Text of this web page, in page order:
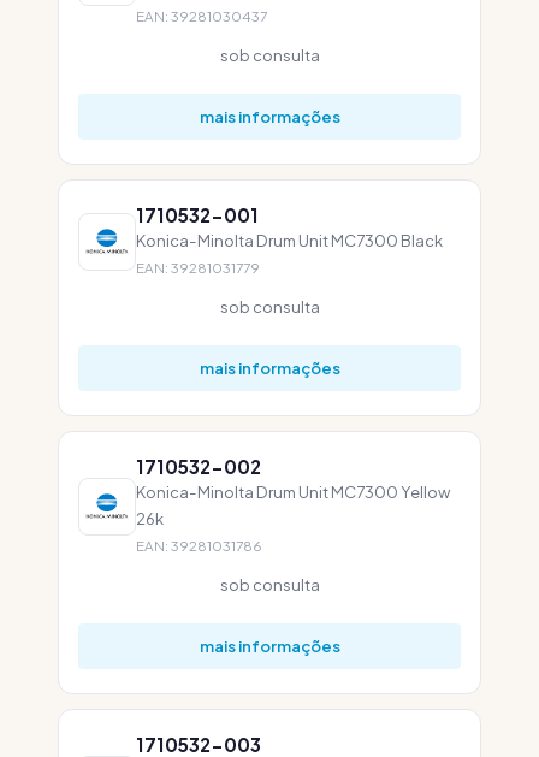
EAN: 39281030437
sob consulta
mais informações
1710532-001
Konica-Minolta Drum Unit MC7300 Black
EAN: 39281031779
sob consulta
mais informações
1710532-002
Konica-Minolta Drum Unit MC7300 Yellow
26k
EAN: 39281031786
sob consulta
mais informações
1710532-003